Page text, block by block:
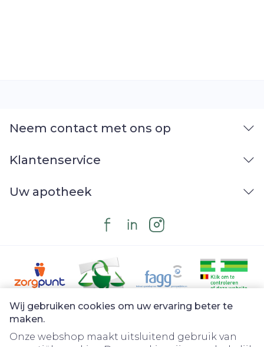
Wij gebruiken cookies om uw ervaring beter te
maken.
Onze webshop maakt uitsluitend gebruik van
Neem contact met ons op
Klantenservice
Uw apotheek
Juridische links